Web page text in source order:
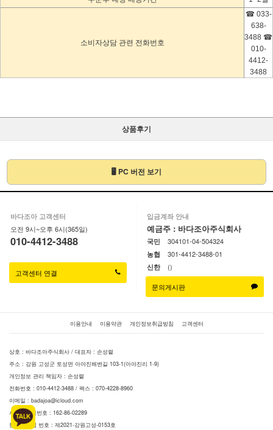
소비자상담 관련 전화번호
☎ 033-
638-
3488 ☎
010-
4412-
3488
상품후기
🖥 PC 버전 보기
바다조아 고객센터
오전 9시~오후 6시(365일)
010-4412-3488
고객센터 연결
입금계좌 안내
예금주 : 바다조아주식회사
국민 304101-04-504324
농협 301-4412-3488-01
신한()
문의게시판
이용안내 이용약관 개인정보취급방침 고객센터
상호 : 바다조아주식회사 / 대표자 : 손성렬
주소 : 강원 고성군 토성면 아야진해변길 103-1(아야진리 1-9)
개인정보 관리 책임자 : 손성렬
전화번호 : 010-4412-3488 / 팩스 : 070-4228-8960
이메일 : badajoa@icloud.com
사업자등록번호 : 162-86-02289
통신판매업 번호 : 제2021-강원고성-0153호